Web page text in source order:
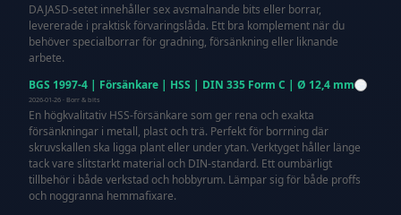
DAJASD-setet innehåller sex avsmalnande bits eller borrar,
levererade i praktisk förvaringslåda. Ett bra komplement när du
behöver specialborrar för gradning, försänkning eller liknande
arbete.
BGS 1997-4 | Försänkare | HSS | DIN 335 Form C | Ø 12,4 mm
2026-01-26 · Borr & bits
En högkvalitativ HSS-försänkare som ger rena och exakta
försänkningar i metall, plast och trä. Perfekt för borrning där
skruvskallen ska ligga plant eller under ytan. Verktyget håller länge
tack vare slitstarkt material och DIN-standard. Ett oumbärligt
tillbehör i både verkstad och hobbyrum. Lämpar sig för både proffs
och noggranna hemmafixare.